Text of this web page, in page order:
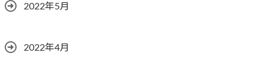
2022年5月
2022年4月